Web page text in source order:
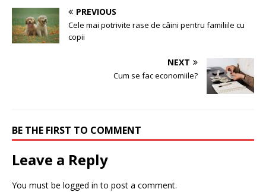
PREVIOUS
Cele mai potrivite rase de câini pentru familiile cu
copii
NEXT
Cum se fac economiile?
BE THE FIRST TO COMMENT
Leave a Reply
You must be logged in to post a comment.